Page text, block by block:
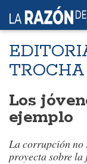
TROCHA
Los
ejemplo
La corrupción no
proyecta sobre